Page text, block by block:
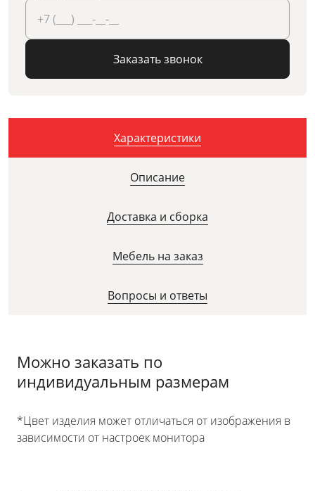
Заказать звонок
Характеристики
Описание
Доставка и сборка
Мебель на заказ
Вопросы и ответы
Можно заказать по
индивидуальным размерам
*Цвет изделия может отличаться от изображения в
зависимости от настроек монитора